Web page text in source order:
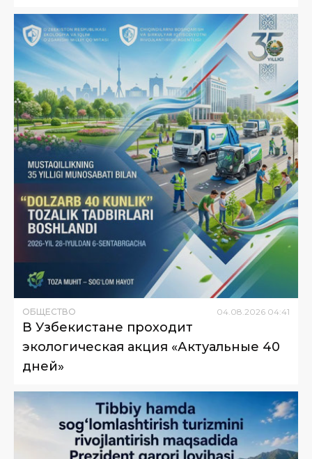
ОБЩЕСТВО 04 08 2026 04:41
В Узбекистане проходит
экологическая акция «Актуальные 40
дней»